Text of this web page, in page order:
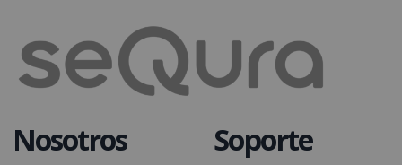
Nosotros Soporte